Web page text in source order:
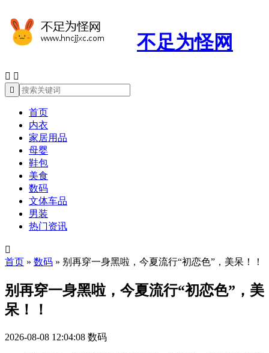
不足为怪网
 

首页
内衣
家居用品
母婴
鞋包
美食
数码
文体车品
男装
热门资讯

首页 » 数码 » 别再穿一身黑啦，今夏流行“初恋色”，美呆！！
别再穿一身黑啦，今夏流行“初恋色”，美
呆！！
2026-08-08 12:04:08 数码